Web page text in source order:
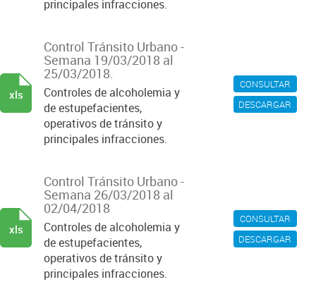
principales infracciones.
CONSULTAR
DESCARGAR
Control Tránsito Urbano -
Semana 19/03/2018 al
25/03/2018.
Controles de alcoholemia y
de estupefacientes,
operativos de tránsito y
principales infracciones.
xls
CONSULTAR
DESCARGAR
Control Tránsito Urbano -
Semana 26/03/2018 al
02/04/2018
Controles de alcoholemia y
de estupefacientes,
operativos de tránsito y
principales infracciones.
xls